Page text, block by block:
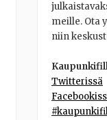
meille. Ota
niin
Twitterissä